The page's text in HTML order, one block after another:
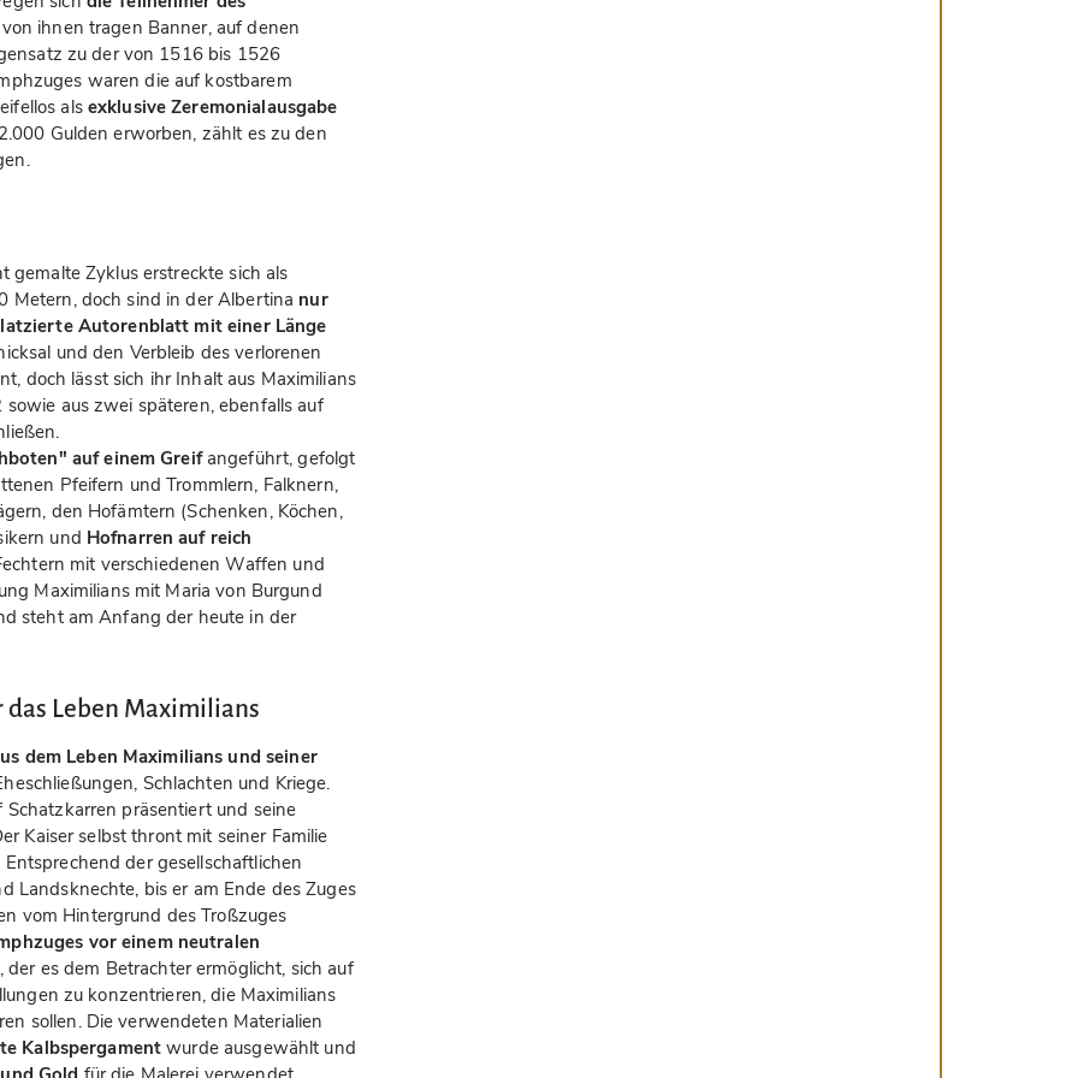
ihnen tragen Banner, auf denen
zu der von 1516 bis 1526
waren die auf kostbarem
als exklusive Zeremonialausgabe
Gulden erworben, zählt es zu den
gemalte Zyklus erstreckte sich als
Metern, doch sind in der Albertina nur
Autorenblatt mit einer Länge
und den Verbleib des verlorenen
doch lässt sich ihr Inhalt aus Maximilians
aus zwei späteren, ebenfalls auf
auf einem Greifangeführt, gefolgt
Pfeifern und Trommlern, Falknern,
den Hofämtern (Schenken, Köchen,
und Hofnarren auf reich
mit verschiedenen Waffen und
Maximilians mit Maria von Burgund
steht am Anfang der heute in der
Leben Maximilians
dem Leben Maximilians und seiner
Schlachten und Kriege.
präsentiert und seine
Kaiser selbst thront mit seiner Familie
Entsprechend der gesellschaftlichen
Landsknechte, bis er am Ende des Zuges
vom Hintergrund des Troßzuges
vor einem neutralen
, der es dem Betrachter ermöglicht, sich auf
zu konzentrieren, die Maximilians
sollen. Die verwendeten Materialien
Kalbspergament wurde ausgewählt und